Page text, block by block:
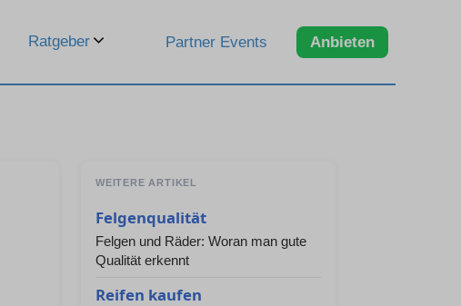
Ratgeber Partner Events Anbieten
WEITERE ARTIKEL
Felgenqualität
Felgen und Räder: Woran man gute
Qualität erkennt
Reifen kaufen